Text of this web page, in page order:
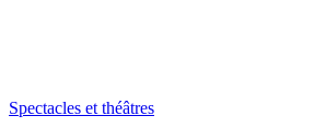
Spectacles et théâtres